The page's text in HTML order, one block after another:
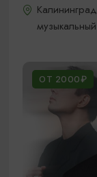
музыкальный
ОТ 2000₽